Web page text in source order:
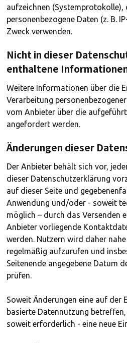
aufzeichnen (Systemprotokolle),
personenbezogene Daten (z. B.
Zweck verwenden.
Nicht in dieser
enthaltene
Weitere Informationen über die
Verarbeitung
vom Anbieter über die
angefordert werden.
Änderungen dieser
Der Anbieter behält sich vor,
dieser Datenschutzerklärung
auf dieser Seite und
Anwendung und/oder - soweit
möglich – durch das Versenden
Anbieter vorliegende
werden. Nutzern wird daher
regelmäßig aufzurufen und
Seitenende angegebene Datum
prüfen.
Soweit Änderungen eine auf der
basierte Datennutzung
soweit erforderlich - eine neue